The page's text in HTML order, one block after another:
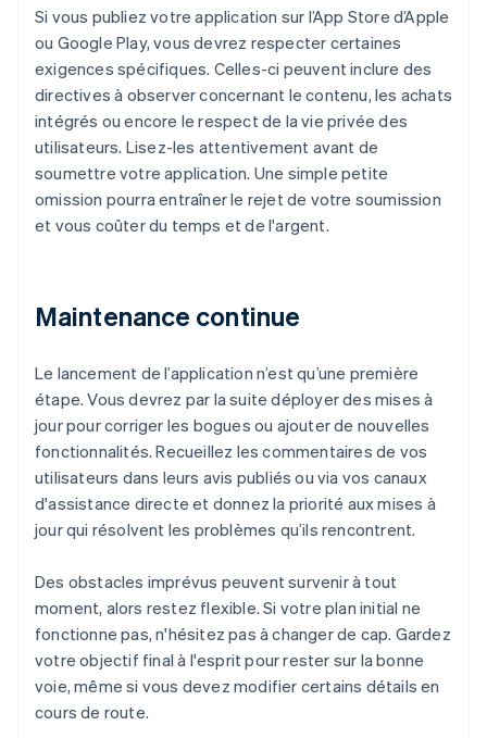
Si vous publiez votre application sur l’App Store d’Apple
ou Google Play, vous devrez respecter certaines
exigences spécifiques. Celles-ci peuvent inclure des
directives à observer concernant le contenu, les achats
intégrés ou encore le respect de la vie privée des
utilisateurs. Lisez-les attentivement avant de
soumettre votre application. Une simple petite
omission pourra entraîner le rejet de votre soumission
et vous coûter du temps et de l'argent.
Maintenance continue
Le lancement de l’application n’est qu’une première
étape. Vous devrez par la suite déployer des mises à
jour pour corriger les bogues ou ajouter de nouvelles
fonctionnalités. Recueillez les commentaires de vos
utilisateurs dans leurs avis publiés ou via vos canaux
d'assistance directe et donnez la priorité aux mises à
jour qui résolvent les problèmes qu’ils rencontrent.
Des obstacles imprévus peuvent survenir à tout
moment, alors restez flexible. Si votre plan initial ne
fonctionne pas, n'hésitez pas à changer de cap. Gardez
votre objectif final à l'esprit pour rester sur la bonne
voie, même si vous devez modifier certains détails en
cours de route.